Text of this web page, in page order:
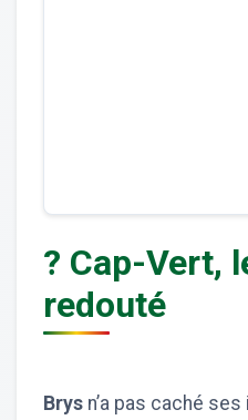
? Cap-Vert,
redouté
Brys n’a pas caché